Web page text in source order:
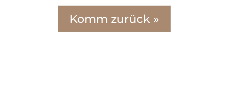
Komm zurück »